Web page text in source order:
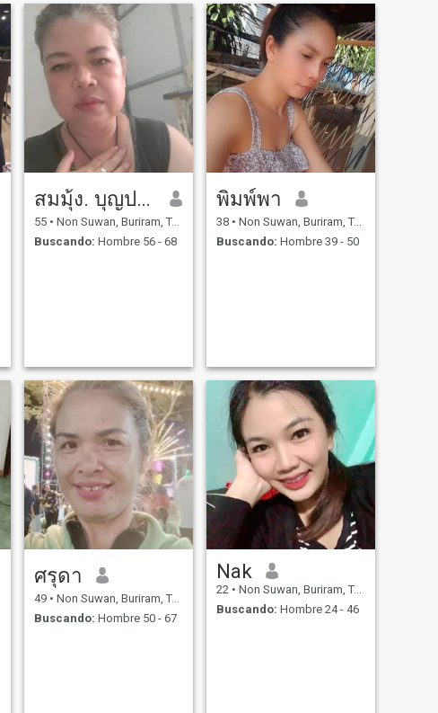
สถานะครอบครัวหย่าร้าง มี
บุตร 3 คนเป็น ผู้ชาย2คน ผู้
หญิง1 คน
สมมุ้ง. บุญประเสริฐ
55 • Non Suwan, Buriram, Tailandia
Buscando: Hombre 56 - 68
พิมพ์พา
38 • Non Suwan, Buriram, Tailandia
Buscando: Hombre 39 - 50
ศรุดา
49 • Non Suwan, Buriram, Tailandia
Buscando: Hombre 50 - 67
Nak
22 • Non Suwan, Buriram, Tailandia
Buscando: Hombre 24 - 46